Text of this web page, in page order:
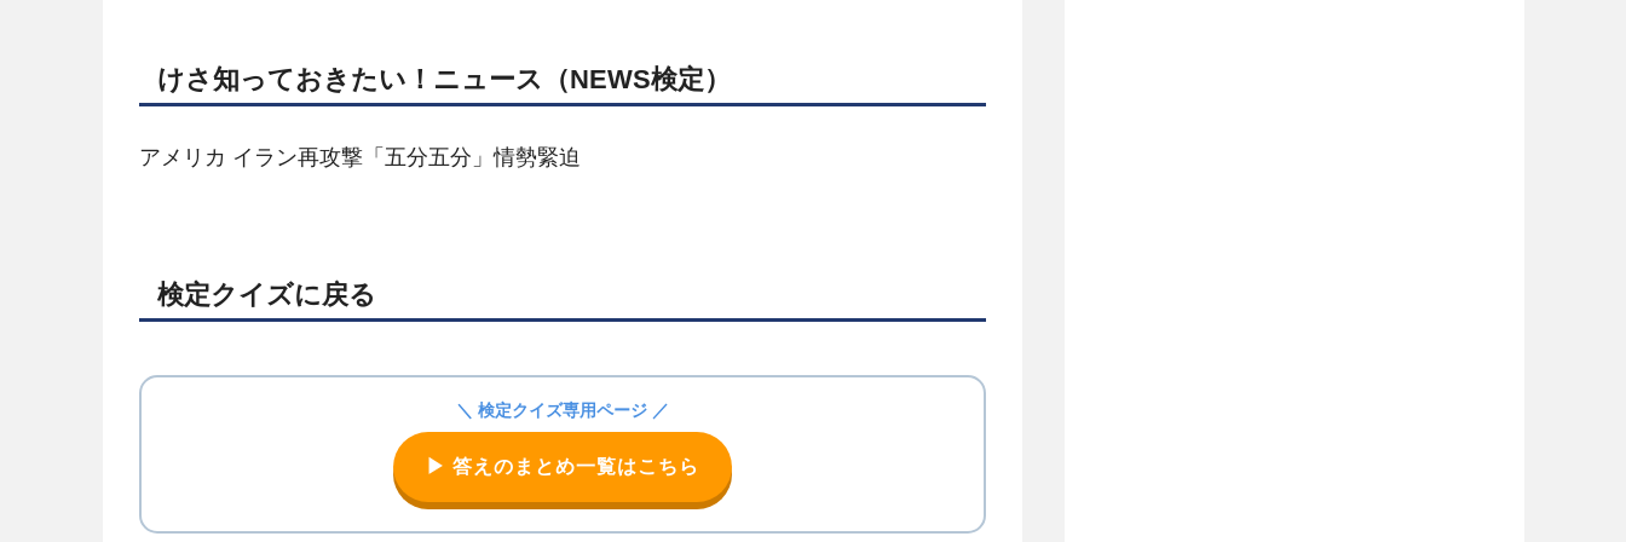
けさ知っておきたい！ニュース （NEWS検定）
アメリカ イラン再攻撃「五分五分」情勢緊迫
検定クイズに戻る
＼ 検定クイズ専用ページ ／
▶ 答えのまとめ一覧はこちら